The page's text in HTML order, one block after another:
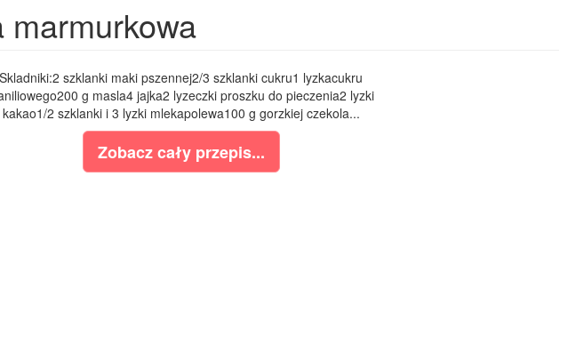
marmurkowa
Skladniki:2 szklanki maki pszennej2/3 szklanki cukru1 lyzkacukru
g masla4 jajka2 lyzeczki proszku do pieczenia2 lyzki
kakao1/2 szklanki i 3 lyzki mlekapolewa100 g gorzkiej czekola...
Zobacz cały przepis...